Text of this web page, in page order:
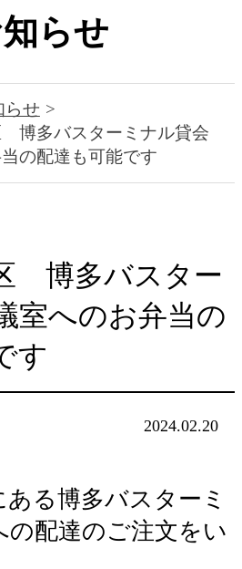
らせ
らせ
博多バスターミナル貸会
の配達も可能です
博多バスター
室へのお弁当の
す
2024.02.20
る博多バスターミ
の配達のご注文をい